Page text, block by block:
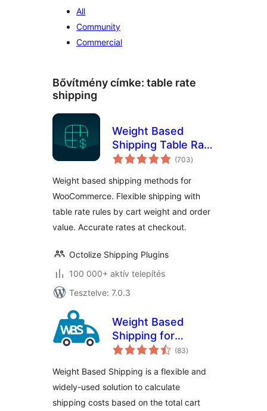
All
Community
Commercial
Bővítmény címke: table rate
shipping
Weight Based
Shipping Table Rate
for WooCommerce
(703értékelés
összesen
)
Weight based shipping methods for
WooCommerce. Flexible shipping with
table rate rules by cart weight and order
value. Accurate rates at checkout.
Octolize Shipping Plugins
100 000+ aktív telepítés
Tesztelve: 7.0.3
Weight Based
Shipping for
WooCommerce
(83értékelés
összesen
)
Weight Based Shipping is a flexible and
widely-used solution to calculate
shipping costs based on the total cart